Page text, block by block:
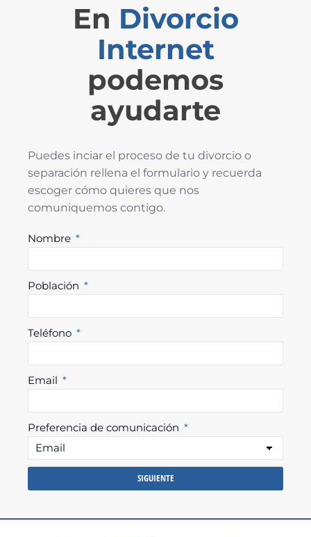
En Divorcio
Internet
podemos
ayudarte
Puedes inciar el proceso de tu divorcio o
separación rellena el formulario y recuerda
escoger cómo quieres que nos
comuniquemos contigo.
Nombre
Población
Teléfono
Email
Preferencia de comunicación
SIGUIENTE